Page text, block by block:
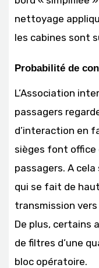
nettoyage
les cabines sont
Probabilité de
L’Association
passagers
d’interaction en
sièges font office
passagers. A
qui se fait de
transmission vers
De plus, certains
de filtres d’une
bloc opératoire.